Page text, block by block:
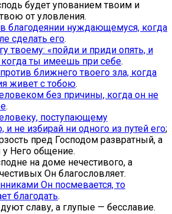
будет упованием твоим и
от уловления.
благодеянии нуждающемуся, когда
сделать его.
твоему: «пойди и приди опять, и
когда ты имеешь при себе.
ближнего твоего зла, когда
живет с тобою.
без причины, когда он не
.
поступающему
и не избирай ни одного из путей его;
пред Господом развратный, а
Него общение.
на доме нечестивого, а
Он благословляет.
Он посмевается, то
благодать.
славу, а глупые — бесславие.